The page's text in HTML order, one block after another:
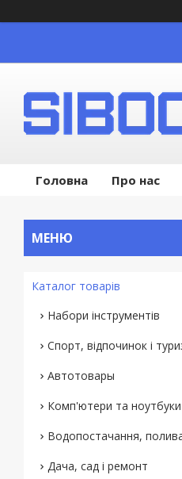
Головна Про нас
Каталог товарів
Набори інструментів
Спорт, відпочинок і
Автотовары
Комп'ютери та ноутбуки
Водопостачання,
Дача, сад і ремонт